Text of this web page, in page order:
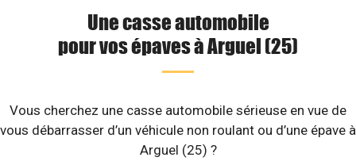
Une casse automobile
pour vos épaves à Arguel (25)
Vous cherchez une casse automobile sérieuse en vue de
vous débarrasser d’un véhicule non roulant ou d’une épave à
Arguel (25) ?